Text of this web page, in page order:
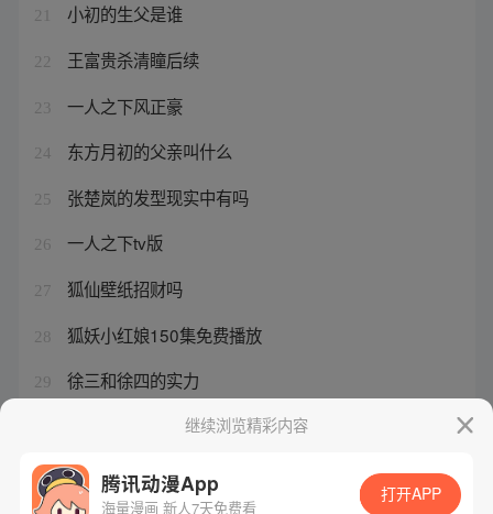
21 小初的生父是谁
22 王富贵杀清瞳后续
23 一人之下风正豪
24 东方月初的父亲叫什么
25 张楚岚的发型现实中有吗
26 一人之下tv版
27 狐仙壁纸招财吗
28 狐妖小红娘150集免费播放
29 徐三和徐四的实力
一人之下哪集最燃继续浏览精彩内容
腾讯动漫App
海量漫画 新人7天免费看
打开APP